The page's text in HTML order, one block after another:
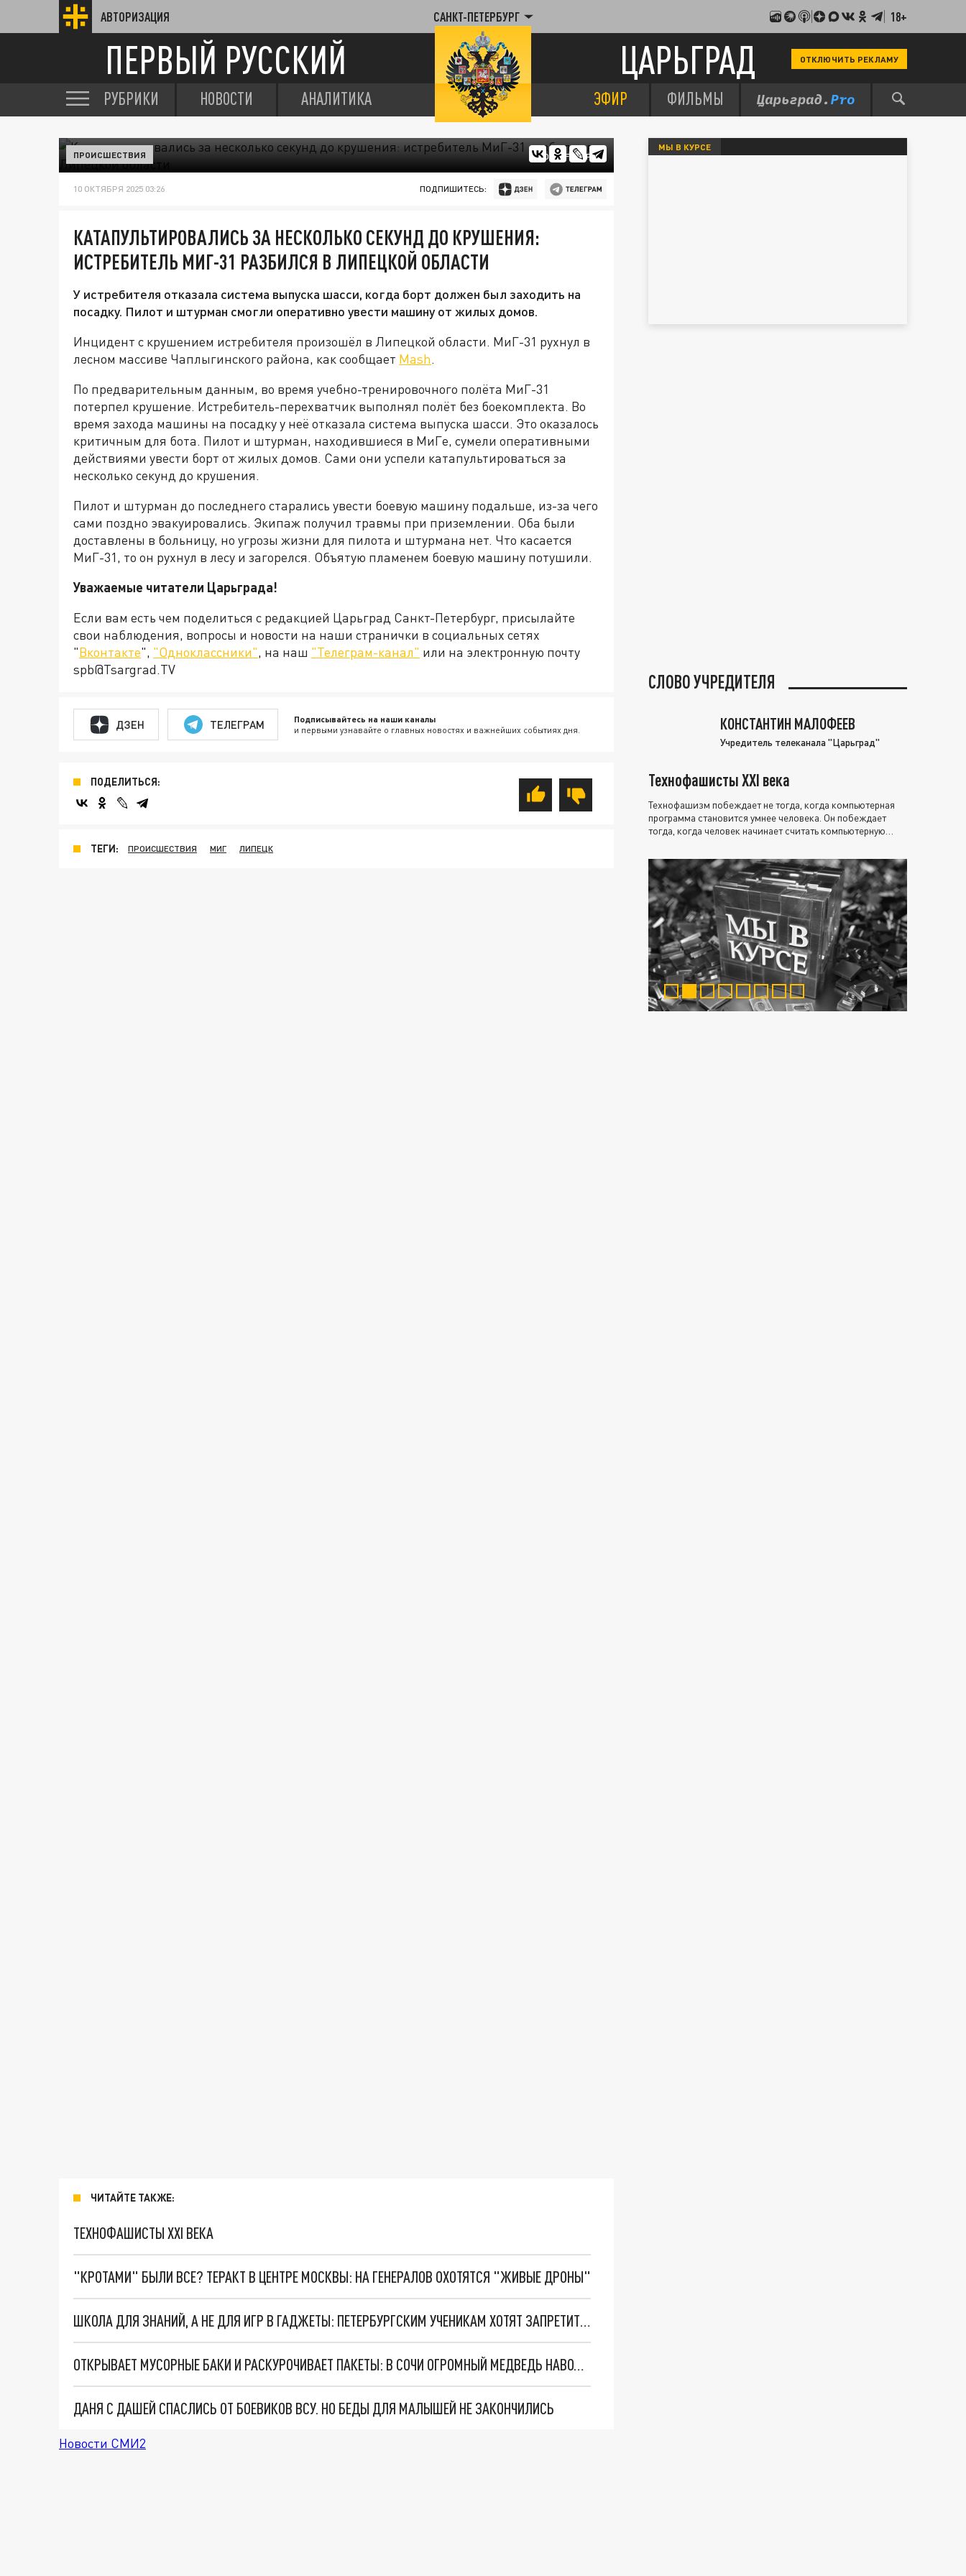
АВТОРИЗАЦИЯ САНКТ-ПЕТЕРБУРГ 18+
ПЕРВЫЙ РУССКИЙ ЦАРЬГРАД ОТКЛЮЧИТЬ РЕКЛАМУ
РУБРИКИ НОВОСТИ АНАЛИТИКА ЭФИР ФИЛЬМЫ
ФОТО: FREEPIK
ПРОИСШЕСТВИЯ
10 ОКТЯБРЯ 2025 03:26 ПОДПИШИТЕСЬ:
КАТАПУЛЬТИРОВАЛИСЬ ЗА НЕСКОЛЬКО СЕКУНД ДО КРУШЕНИЯ:
ИСТРЕБИТЕЛЬ МИГ-31 РАЗБИЛСЯ В ЛИПЕЦКОЙ ОБЛАСТИ
У истребителя отказала система выпуска шасси, когда борт должен был заходить на
посадку. Пилот и штурман смогли оперативно увести машину от жилых домов.
Инцидент с крушением истребителя произошёл в Липецкой области. МиГ-31 рухнул в
лесном массиве Чаплыгинского района, как сообщает Mash.
По предварительным данным, во время учебно-тренировочного полёта МиГ-31
потерпел крушение. Истребитель-перехватчик выполнял полёт без боекомплекта. Во
время захода машины на посадку у неё отказала система выпуска шасси. Это оказалось
критичным для бота. Пилот и штурман, находившиеся в МиГе, сумели оперативными
действиями увести борт от жилых домов. Сами они успели катапультироваться за
несколько секунд до крушения.
Пилот и штурман до последнего старались увести боевую машину подальше, из-за чего
сами поздно эвакуировались. Экипаж получил травмы при приземлении. Оба были
доставлены в больницу, но угрозы жизни для пилота и штурмана нет. Что касается
МиГ-31, то он рухнул в лесу и загорелся. Объятую пламенем боевую машину потушили.
Уважаемые читатели Царьграда!
Если вам есть чем поделиться с редакцией Царьград Санкт-Петербург, присылайте
свои наблюдения, вопросы и новости на наши странички в социальных сетях
"Вконтакте", "Одноклассники", на наш "Телеграм-канал" или на электронную почту
spb@Tsargrad.TV
ДЗЕН ТЕЛЕГРАМ Подписывайтесь на наши каналы
и первыми узнавайте о главных новостях и важнейших событиях дня.
ПОДЕЛИТЬСЯ:
ТЕГИ: ПРОИСШЕСТВИЯ МИГ ЛИПЕЦК
ЧИТАЙТЕ ТАКЖЕ:
ТЕХНОФАШИСТЫ XXI ВЕКА
"КРОТАМИ" БЫЛИ ВСЕ? ТЕРАКТ В ЦЕНТРЕ МОСКВЫ: НА ГЕНЕРАЛОВ ОХОТЯТСЯ "ЖИВЫЕ ДРОНЫ"
ШКОЛА ДЛЯ ЗНАНИЙ, А НЕ ДЛЯ ИГР В ГАДЖЕТЫ: ПЕТЕРБУРГСКИМ УЧЕНИКАМ ХОТЯТ ЗАПРЕТИТЬ «СИДЕТЬ» В СМАРТФОНАХ
ОТКРЫВАЕТ МУСОРНЫЕ БАКИ И РАСКУРОЧИВАЕТ ПАКЕТЫ: В СОЧИ ОГРОМНЫЙ МЕДВЕДЬ НАВОДИТ СТРАХ НА МЕСТНЫХ ЖИТЕЛЕЙ
ДАНЯ С ДАШЕЙ СПАСЛИСЬ ОТ БОЕВИКОВ ВСУ. НО БЕДЫ ДЛЯ МАЛЫШЕЙ НЕ ЗАКОНЧИЛИСЬ
Новости СМИ2
МЫ В КУРСЕ
СЛОВО УЧРЕДИТЕЛЯ
КОНСТАНТИН МАЛОФЕЕВ
Учредитель телеканала "Царьград"
Технофашисты XXI века
Технофашизм побеждает не тогда, когда компьютерная
программа становится умнее человека. Он побеждает
тогда, когда человек начинает считать компьютерную